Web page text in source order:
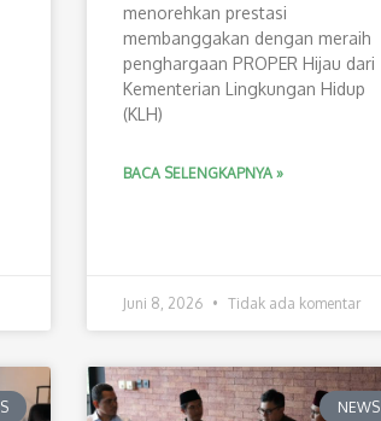
menorehkan prestasi
membanggakan dengan meraih
penghargaan PROPER Hijau dari
Kementerian Lingkungan Hidup
(KLH)
BACA SELENGKAPNYA »
Juni 8, 2026 Tidak ada komentar
NEWS